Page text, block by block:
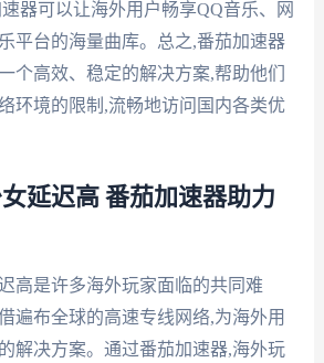
器可以让海外用户畅享QQ音乐、网
平台的海量曲库。总之,番茄加速器
个高效、稳定的解决方案,帮助他们
环境的限制,流畅地访问国内各类优
延迟高 番茄加速器助力
高是许多海外玩家面临的共同难
遍布全球的高速专线网络,为海外用
解决方案。通过番茄加速器,海外玩